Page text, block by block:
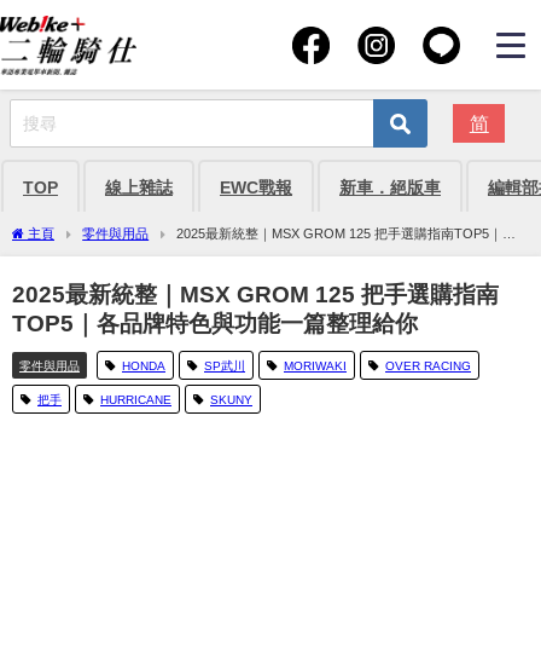
简
TOP 線上雜誌 EWC戰報 新車．絕版車 編輯
主頁 零件與用品
2025最新統整｜MSX GROM 125 把手選購指南TOP5｜各
品牌特色與功能一篇整理給你
2025最新統整｜MSX GROM 125 把手選購指南
TOP5｜各品牌特色與功能一篇整理給你
零件與用品 HONDA SP武川 MORIWAKI OVER RACING
把手 HURRICANE SKUNY